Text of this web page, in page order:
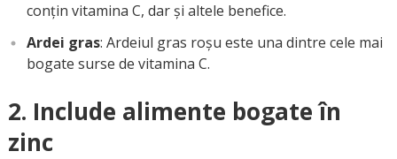
conțin vitamina C, dar și altele benefice.
Ardei gras: Ardeiul gras roșu este una dintre cele mai
bogate surse de vitamina C.
2. Include alimente bogate în
zinc